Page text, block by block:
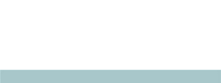
EN IMAGES CONTACTS/ACCÈS